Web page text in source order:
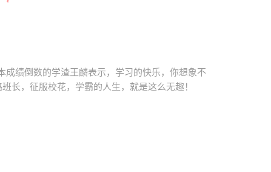
绩倒数的学渣王麟表示，学习的快乐，你想象不
长，征服校花，学霸的人生，就是这么无趣！